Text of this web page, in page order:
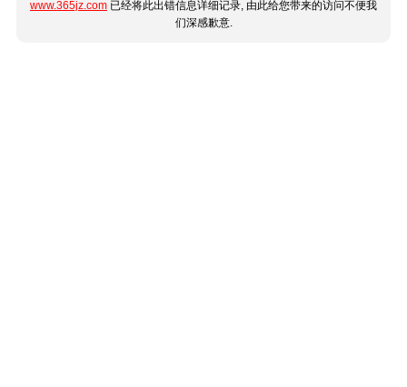
www.365jz.com 已经将此出错信息详细记录, 由此给您带来的访问不便我
们深感歉意.